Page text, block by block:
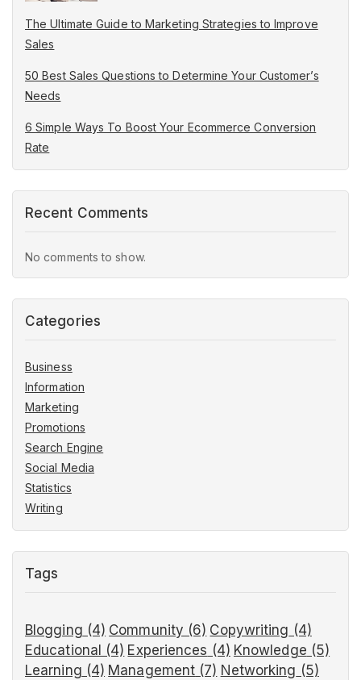
The Ultimate Guide to Marketing Strategies to Improve
Sales
50 Best Sales Questions to Determine Your Customer’s
Needs
6 Simple Ways To Boost Your Ecommerce Conversion
Rate
Recent Comments
No comments to show.
Categories
Business
Information
Marketing
Promotions
Search Engine
Social Media
Statistics
Writing
Tags
Blogging (4) Community (6) Copywriting (4)
Educational (4) Experiences (4) Knowledge (5)
Learning (4) Management (7) Networking (5)